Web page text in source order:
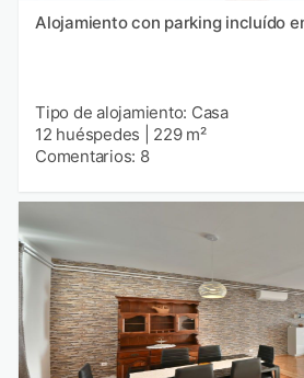
Alojamiento con parking incluído
Tipo de alojamiento: Casa
12 huéspedes
229 m²
Comentarios: 8